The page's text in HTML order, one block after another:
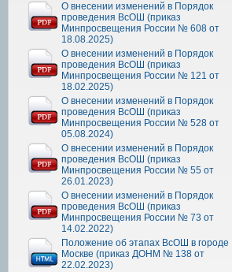
О внесении изменений в Порядок
проведения ВсОШ (приказ
Минпросвещения России № 608 от
18.08.2025)
О внесении изменений в Порядок
проведения ВсОШ (приказ
Минпросвещения России № 121 от
18.02.2025)
О внесении изменений в Порядок
проведения ВсОШ (приказ
Минпросвещения России № 528 от
05.08.2024)
О внесении изменений в Порядок
проведения ВсОШ (приказ
Минпросвещения России № 55 от
26.01.2023)
О внесении изменений в Порядок
проведения ВсОШ (приказ
Минпросвещения России № 73 от
14.02.2022)
Положение об этапах ВсОШ в городе
Москве (приказ ДОНМ № 138 от
22.02.2023)